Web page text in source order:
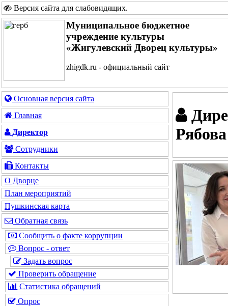
Версия сайта для слабовидящих.
Муниципальное бюджетное
учреждение культуры
«Жигулевский Дворец культуры»
zhigdk.ru - официальный сайт
Основная версия сайта
Главная
Директор
Сотрудники
Контакты
О Дворце
План мероприятий
Пушкинская карта
Обратная связь
Сообщить о факте коррупции
Вопрос - ответ
Задать вопрос
Проверить обращение
Статистика обращений
Опрос